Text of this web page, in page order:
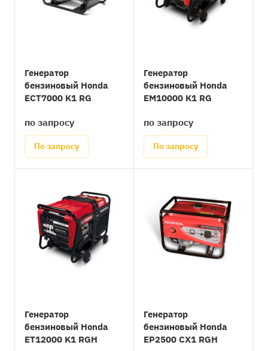
Генератор
бензиновый Honda
ECT7000 K1 RG
по запросу
По запросу
Генератор
бензиновый Honda
EM10000 K1 RG
по запросу
По запросу
Генератор
бензиновый Honda
ET12000 K1 RGH
Генератор
бензиновый Honda
EP2500 CX1 RGH